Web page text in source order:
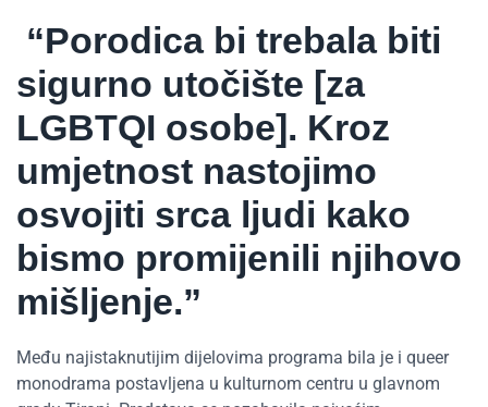
“Porodica bi trebala biti
sigurno utočište [za
LGBTQI osobe]. Kroz
umjetnost nastojimo
osvojiti srca ljudi kako
bismo promijenili njihovo
mišljenje.”
Među najistaknutijim dijelovima programa bila je i queer
monodrama postavljena u kulturnom centru u glavnom